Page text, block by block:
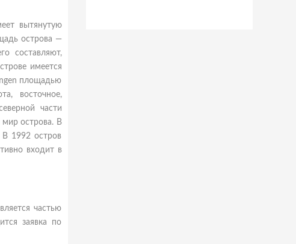
вытянутую
острова —
составляют,
имеется
площадью
восточное,
части
мир острова. В
В 1992 остров
входит в
частью
заявка по